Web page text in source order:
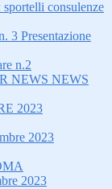
consulenze
3 Presentazione
n.2
NEWS NEWS
2023
2023
2023